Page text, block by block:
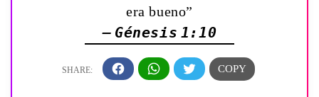
era bueno”
— Génesis 1:10